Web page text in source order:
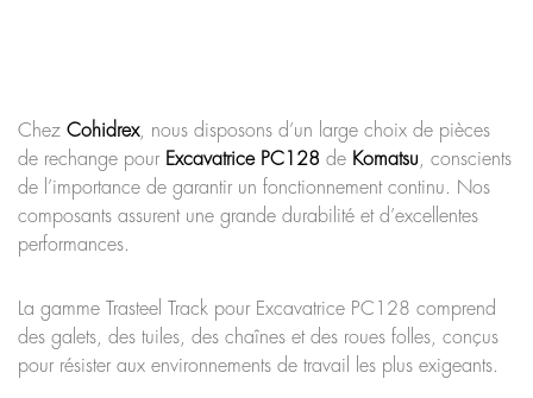
Chez Cohidrex, nous disposons d’un large choix de pièces
de rechange pour Excavatrice PC128 de Komatsu , conscients
de l’importance de garantir un fonctionnement continu. Nos
composants assurent une grande durabilité et d’excellentes
performances.
La gamme Trasteel Track pour Excavatrice PC128 comprend
des galets, des tuiles, des chaînes et des roues folles, conçus
pour résister aux environnements de travail les plus exigeants.